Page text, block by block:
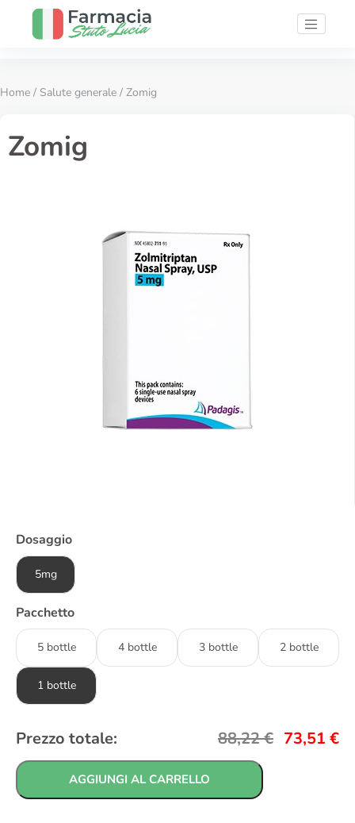
Home / Salute generale / Zomig
Zomig
Dosaggio
5mg
Pacchetto
5 bottle 4 bottle 3 bottle 2 bottle
1 bottle
Prezzo totale: 88,22€ 73,51 €
AGGIUNGI AL CARRELLO